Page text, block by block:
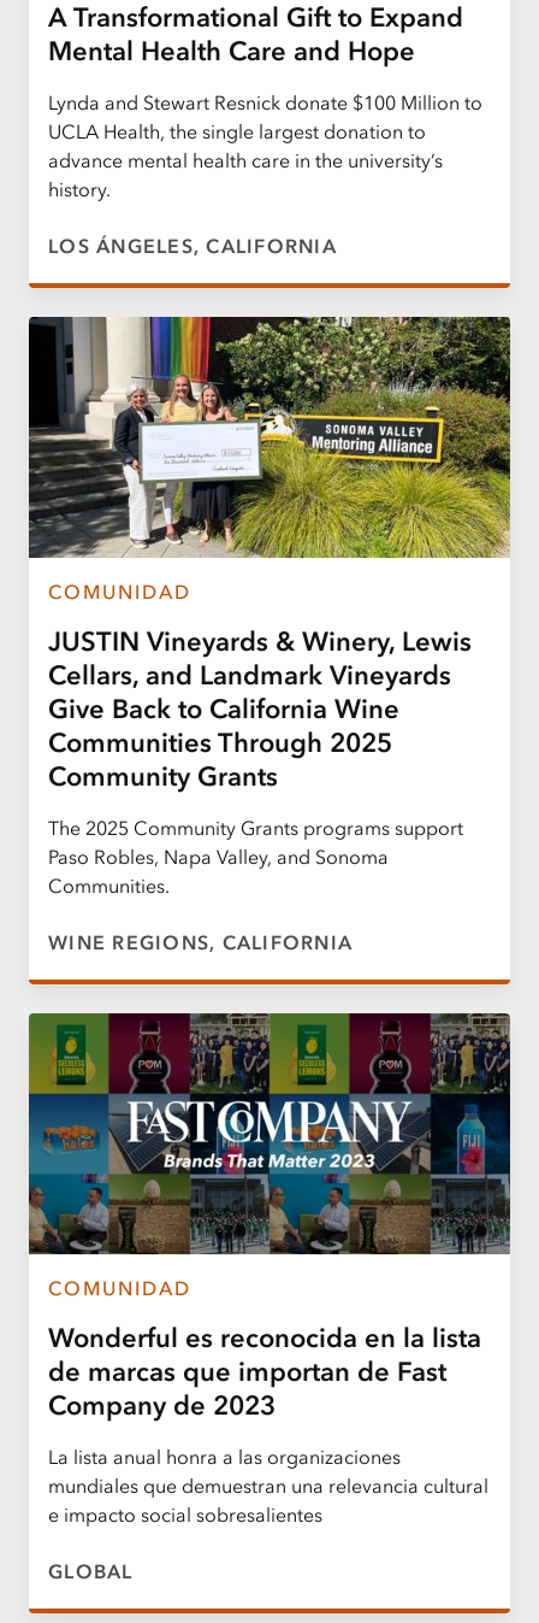
A Transformational Gift to Expand
Mental Health Care and Hope
Lynda and Stewart Resnick donate $100 Million to
UCLA Health, the single largest donation to
advance mental health care in the university’s
history.
LOS ÁNGELES, CALIFORNIA
COMUNIDAD
JUSTIN Vineyards & Winery, Lewis
Cellars, and Landmark Vineyards
Give Back to California Wine
Communities Through 2025
Community Grants
The 2025 Community Grants programs support
Paso Robles, Napa Valley, and Sonoma
Communities.
WINE REGIONS, CALIFORNIA
COMUNIDAD
Wonderful es reconocida en la lista
de marcas que importan de Fast
Company de 2023
La lista anual honra a las organizaciones
mundiales que demuestran una relevancia cultural
e impacto social sobresalientes
GLOBAL